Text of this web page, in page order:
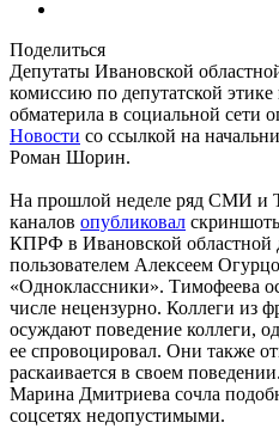
Поделиться
Депутаты Ивановской
комиссию по депутатской этике
обматерила в социальной сети
Новости со ссылкой на
Роман Шорин.
На прошлой неделе ряд СМИ и
каналов опубликовал
КПРФ в Ивановской
пользователем Алексеем
«Одноклассники». Тимофеева
числе нецензурно. Коллеги из
осуждают поведение коллеги,
ее спровоцировал. Они также
раскаивается в своем
Марина Дмитриева сочла
соцсетях недопустимыми.